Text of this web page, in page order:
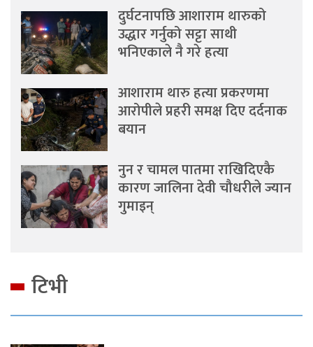
दुर्घटनापछि आशाराम थारुको
उद्धार गर्नुको सट्टा साथी
भनिएकाले नै गरे हत्या
आशाराम थारु हत्या प्रकरणमा
आरोपीले प्रहरी समक्ष दिए दर्दनाक
बयान
नुन र चामल पातमा राखिदिएकै
कारण जालिना देवी चौधरीले ज्यान
गुमाइन्
टिभी